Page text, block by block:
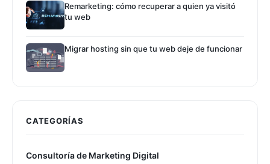
Remarketing: cómo recuperar a quien ya visitó
tu web
Migrar hosting sin que tu web deje de funcionar
CATEGORÍAS
Consultoría de Marketing Digital